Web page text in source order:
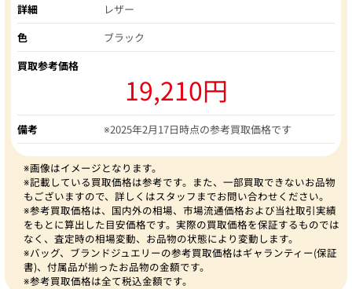
詳細
レザー
色
ブラック
買取参考価格
19,210円
備考 ※2025年2月17日時点の参考買取価格です
※画像はイメージとなります。
※記載している買取価格は参考です。また、一部買取できないお品物
もございますので、詳しくはスタッフまでお問い合わせください。
※参考買取価格は、国内外の相場、市場流通価格および当社取引実績
をもとに算出した目安価格です。実際の買取価格を保証するものでは
なく、査定時の相場変動、お品物の状態により変動します。
※バッグ、ブランドジュエリーの参考買取価格はギャランティー(保証
書)、付属品が揃ったお品物の金額です。
※参考買取価格は全て税込金額です。